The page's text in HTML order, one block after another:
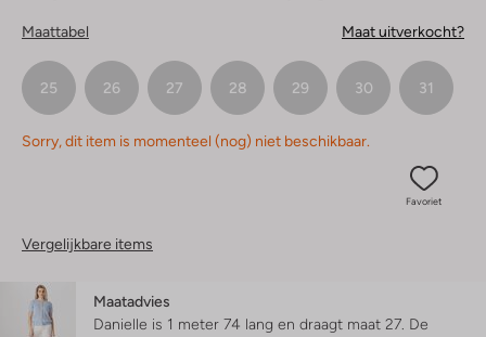
Maattabel Maat uitverkocht?
25 26 27 28 29 30 31
Sorry, dit item is momenteel (nog) niet beschikbaar.
Favoriet
Vergelijkbare items
Maatadvies
Danielle is 1 meter 74 lang en draagt maat 27. De